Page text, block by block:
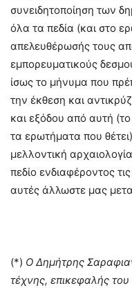
συνειδητοποίηση των
όλα τα πεδία (και στο
απελευθέρωσής τους
εμπορευματικούς
ίσως το μήνυμα που
την έκθεση και
και εξόδου από αυτή
τα ερωτήματα που
μελλοντική
πεδίο ενδιαφέροντος
αυτές άλλωστε μας
(*) Ο Δημήτρης
τέχνης, επικεφαλής